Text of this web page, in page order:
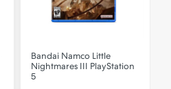
Bandai Namco Little
Nightmares III PlayStation
5